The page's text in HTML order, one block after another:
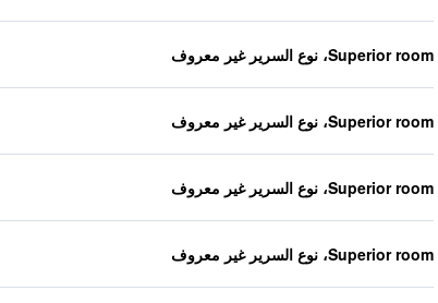
Superior room، نوع السرير غير معروف
Superior room، نوع السرير غير معروف
Superior room، نوع السرير غير معروف
Superior room، نوع السرير غير معروف